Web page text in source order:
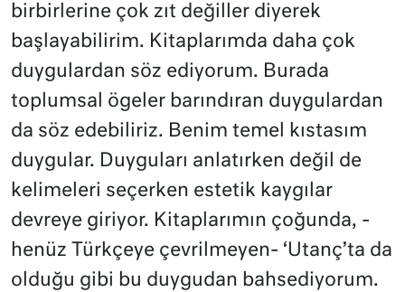
birbirlerine çok zıt değiller diyerek
başlayabilirim. Kitaplarımda daha çok
duygulardan söz ediyorum. Burada
toplumsal ögeler barındıran duygulardan
da söz edebiliriz. Benim temel kıstasım
duygular. Duyguları anlatırken değil de
kelimeleri seçerken estetik kaygılar
devreye giriyor. Kitaplarımın çoğunda, -
henüz Türkçeye çevrilmeyen- ‘Utanç’ta da
olduğu gibi bu duygudan bahsediyorum.